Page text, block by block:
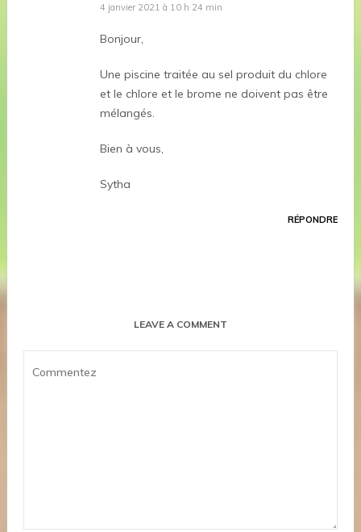
4 janvier 2021 à 10 h 24 min
Bonjour,
Une piscine traitée au sel produit du chlore
et le chlore et le brome ne doivent pas être
mélangés.
Bien à vous,
Sytha
RÉPONDRE
LEAVE A COMMENT